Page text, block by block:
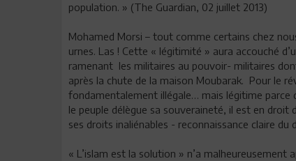
population. » (The Guardian, 02 juillet 2013)
Mohamed Morsi – tout comme certains chez
urnes. Las ! Cette « légitimité » aura accouché
ramenant les militaires au pouvoir- militaires
après la chute de la maison Moubarak. Pour le
fondamentalement illégale… mais légitime parce
le peuple délègue sa souveraineté, il est en droit
ses droits inaliénables - reconnaissance claire du
« L’islam est la solution » n’a malheureusement